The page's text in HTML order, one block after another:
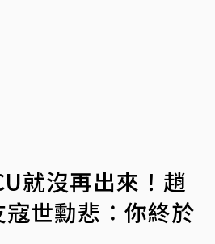
就沒再出來！趙
世勳悲：你終於